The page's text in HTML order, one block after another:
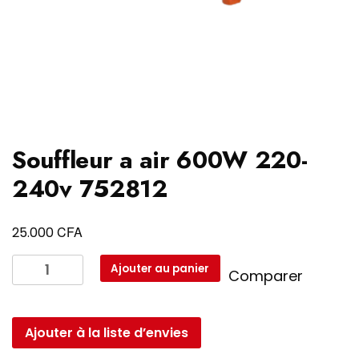
Souffleur a air 600W 220-
240v 752812
25.000CFA
quantité
de
a
air
Ajouter au panier Comparer
Ajouter à la liste d’envies